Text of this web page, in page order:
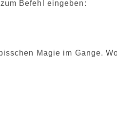
Befehl eingeben:
Magie im Gange.